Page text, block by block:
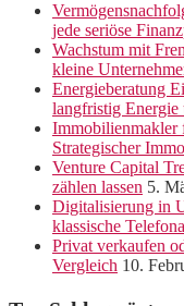
jede seriöse
Wachstum mit
kleine
Energieberatung
langfristig Energie
Immobilienmakler
Strategischer
Venture Capital
zählen lassen 5.
Digitalisierung in
klassische
Privat verkaufen
Vergleich 10.